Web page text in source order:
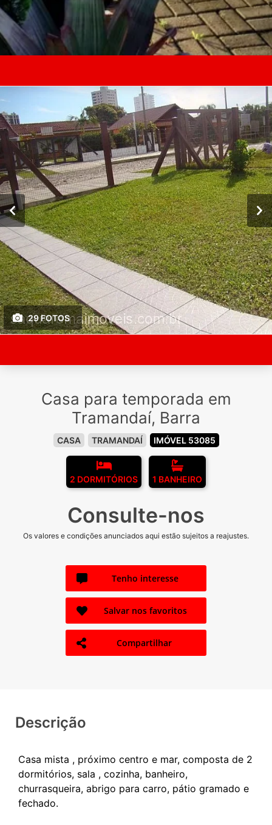
29 FOTOS
Casa para temporada em
Tramandaí, Barra
CASA TRAMANDAÍ IMÓVEL 53085
2 DORMITÓRIOS 1 BANHEIRO
Consulte-nos
Os valores e condições anunciados aqui estão sujeitos a reajustes.
Tenho interesse
Salvar nos favoritos
Compartilhar
Descrição
Casa mista , próximo centro e mar, composta de 2
dormitórios, sala , cozinha, banheiro,
churrasqueira, abrigo para carro, pátio gramado e